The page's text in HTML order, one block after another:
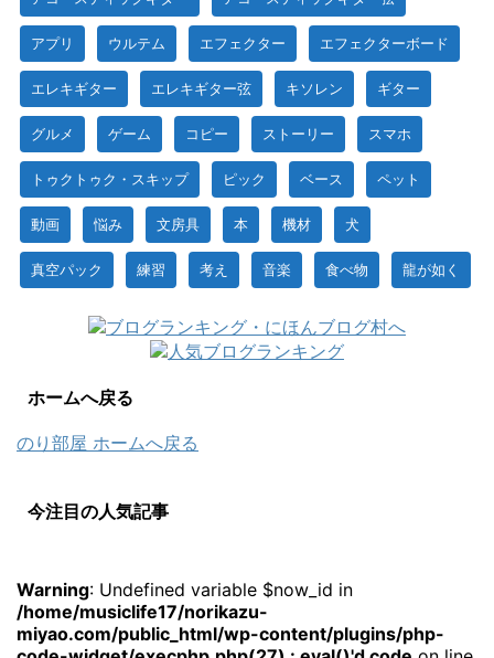
アプリ ウルテム エフェクター エフェクターボード
エレキギター エレキギター弦 キソレン ギター
グルメ ゲーム コピー ストーリー スマホ
トゥクトゥク・スキップ ピック ベース ペット
動画 悩み 文房具 本 機材 犬
真空パック 練習 考え 音楽 食べ物 龍が如く
ホームへ戻る
のり部屋 ホームへ戻る
今注目の人気記事
Warning: Undefined variable $now_id in
/home/musiclife17/norikazu-
miyao.com/public_html/wp-content/plugins/php-